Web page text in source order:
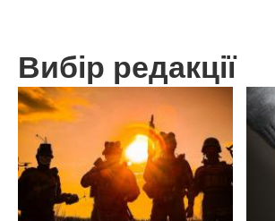
Вибір редакції